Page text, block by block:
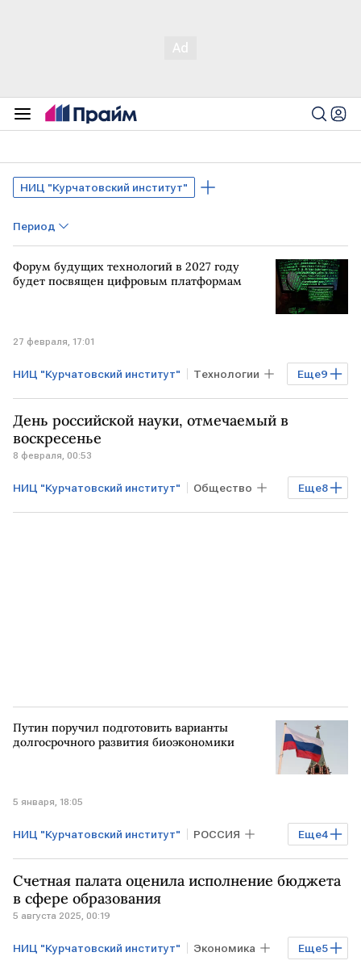
НИЦ "Курчатовский институт"
Период
Форум будущих технологий в 2027 году
будет посвящен цифровым платформам
27 февраля, 17:01
Еще9
НИЦ "Курчатовский институт" Технологии
РОССИЯ РФ МОСКВА
КРАСНОЯРСКИЙ КРАЙ
Владимир Путин
Дмитрий Чернышенко Росконгресс
День российской науки, отмечаемый в
воскресенье
8 февраля, 00:53
Еще8
НИЦ "Курчатовский институт" Общество
Экономика РФ САРОВ Байкал
Путин поручил подготовить варианты
долгосрочного развития биоэкономики
5 января, 18:05
Еще4
НИЦ "Курчатовский институт" РОССИЯ
Финансы РФ Владимир Путин
Совет по стратегическому развитию
Счетная палата оценила исполнение бюджета
в сфере образования
5 августа 2025, 00:19
Еще5
НИЦ "Курчатовский институт" Экономика